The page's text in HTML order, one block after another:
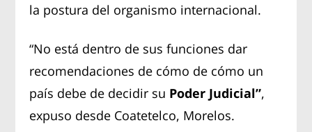
la postura del organismo internacional.
“No está dentro de sus funciones dar
recomendaciones de cómo de cómo un
país debe de decidir su Poder Judicial”,
expuso desde Coatetelco, Morelos.